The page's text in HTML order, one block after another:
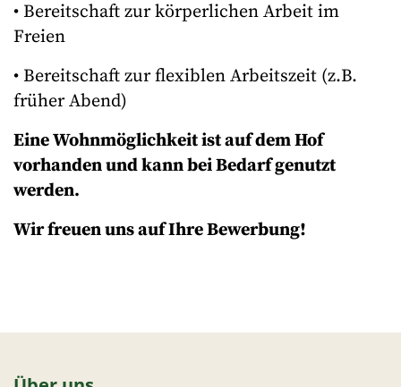
• Bereitschaft zur körperlichen Arbeit im
Freien
• Bereitschaft zur flexiblen Arbeitszeit (z.B.
früher Abend)
Eine Wohnmöglichkeit ist auf dem Hof
vorhanden und kann bei Bedarf genutzt
werden.
Wir freuen uns auf Ihre Bewerbung!